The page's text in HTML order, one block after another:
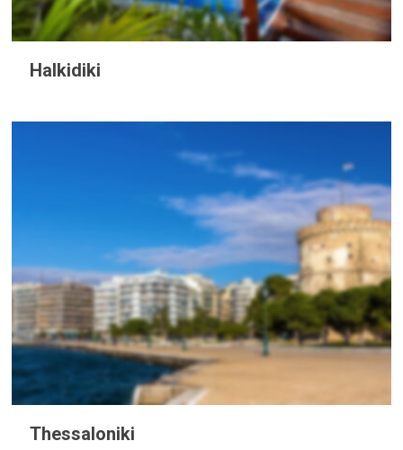
Halkidiki
Thessaloniki